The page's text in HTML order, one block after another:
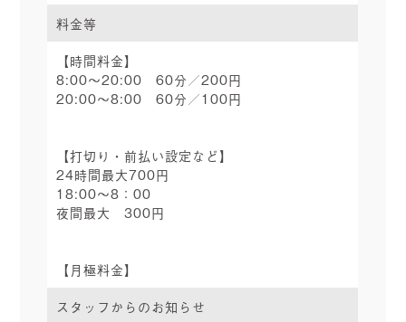
料金等
【時間料金】
8:00～20:00 60分／200円
20:00～8:00 60分／100円
【打切り・前払い設定など】
24時間最大700円
18:00～8：00
夜間最大 300円
【月極料金】
スタッフからのお知らせ